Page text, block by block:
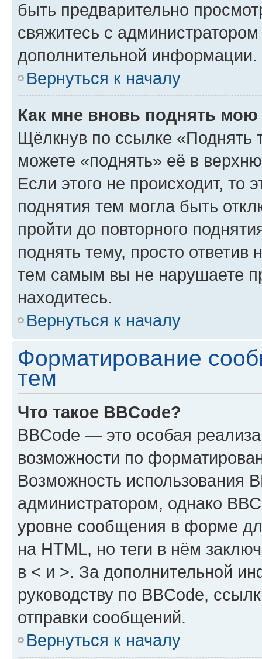
быть предварительно
свяжитесь с
дополнительной информации.
Вернуться к началу
Как мне вновь поднять мою
Щёлкнув по ссылке «Поднять
можете «поднять» её в
Если этого не происходит, то
поднятия тем могла быть
пройти до повторного
поднять тему, просто ответив
тем самым вы не нарушаете
находитесь.
Вернуться к началу
Форматирование
тем
Что такое BBCode?
BBCode — это особая
возможности по
Возможность использования
администратором, однако
уровне сообщения в форме
на HTML, но теги в нём
в < и >. За дополнительной
руководству по BBCode,
отправки сообщений.
Вернуться к началу